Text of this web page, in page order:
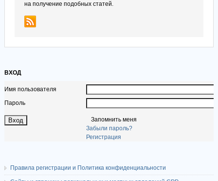
на получение подобных статей.
ВХОД
Имя пользователя
Пароль
Запомнить меня
Забыли пароль?
Регистрация
Правила регистрации и Политика конфиденциальности